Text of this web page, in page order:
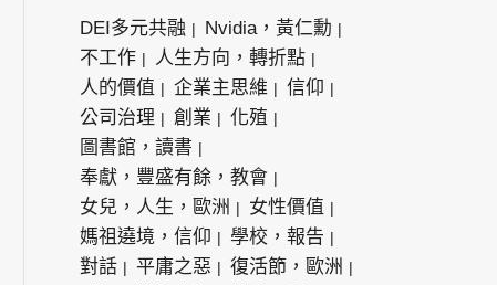
DEI多元共融
Nvidia，黃仁勳
不工作
人生方向，轉折點
人的價值
企業主思維
信仰
公司治理
創業
化殖
圖書館，讀書
奉獻，豐盛有餘，教會
女兒，人生，歐洲
女性價值
媽祖遶境，信仰
學校，報告
對話
平庸之惡
復活節，歐洲